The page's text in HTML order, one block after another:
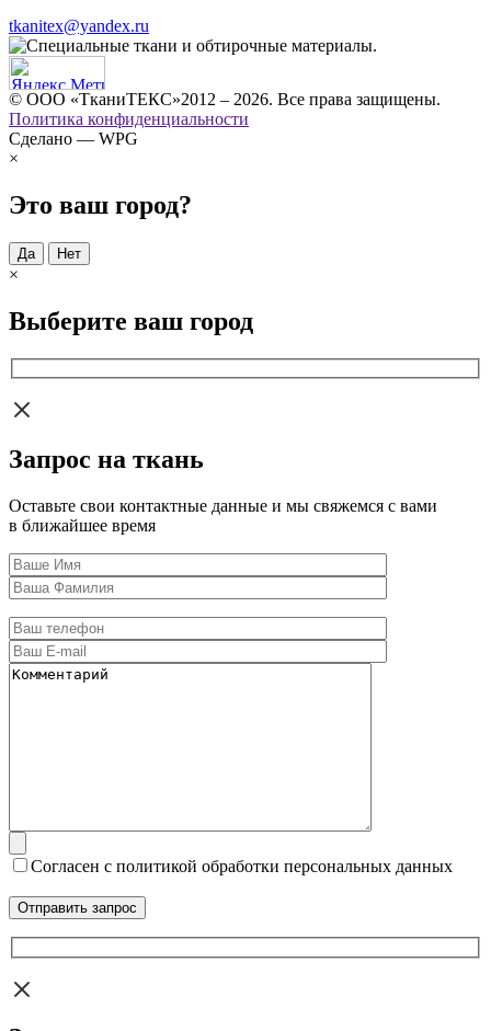
tkanitex@yandex.ru
© ООО «ТканиТЕКС»2012 – 2026. Все права защищены.
Политика конфиденциальности
Сделано — WPG
×
Это ваш город?
Да Нет
×
Выберите ваш город
Запрос на ткань
Оставьте свои контактные данные и мы свяжемся с вами
в ближайшее время
Согласен с политикой обработки персональных данных